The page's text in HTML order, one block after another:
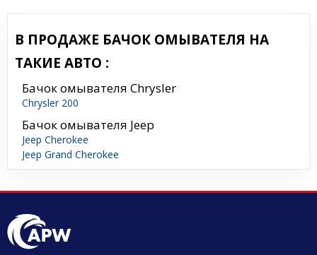
В ПРОДАЖЕ БАЧОК ОМЫВАТЕЛЯ НА
ТАКИЕ АВТО :
Бачок омывателя Chrysler
Chrysler 200
Бачок омывателя Jeep
Jeep Cherokee
Jeep Grand Cherokee